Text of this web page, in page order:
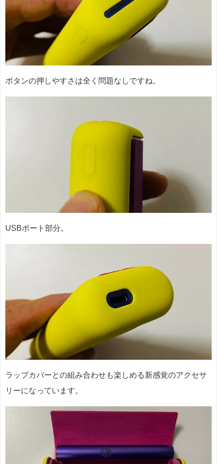
ボタンの押しやすさは全く問題なしですね。
USBポート部分。
ラップカバーとの組み合わせも楽しめる新感覚のアクセサ
リーになっています。